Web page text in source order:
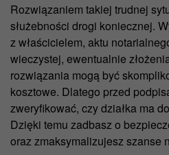
Rozwiązaniem takiej trudnej
służebności drogi koniecznej.
z właścicielem, aktu
wieczystej, ewentualnie
rozwiązania mogą być
kosztowe. Dlatego przed
zweryfikować, czy działka ma
Dzięki temu zadbasz o
oraz zmaksymalizujesz szanse